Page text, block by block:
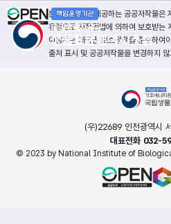
본 누리집에서 제공하는 공공저작물
유형으로 저작권법에 의하여 보호받는
이용자는 저작권 보호정책을 준수하여
출처 표시 및 공공저작물을 변경하지
(우)22689 인천광역시
대표전화 032-
© 2023 by National Institute of